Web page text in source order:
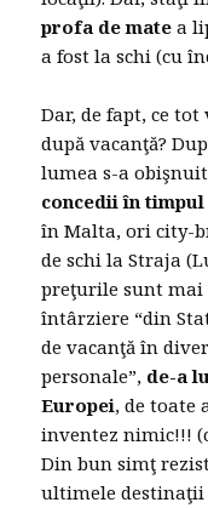
profa de mate a
a fost la schi (cu
Dar, de fapt, ce
după vacanţă?
lumea s-a
concedii în
în Malta, ori city-
de schi la Straja
preţurile sunt mai
întârziere “din
de vacanţă în
personale”, de-a
Europei, de toate
inventez nimic!!!
Din bun simţ
ultimele destinaţii